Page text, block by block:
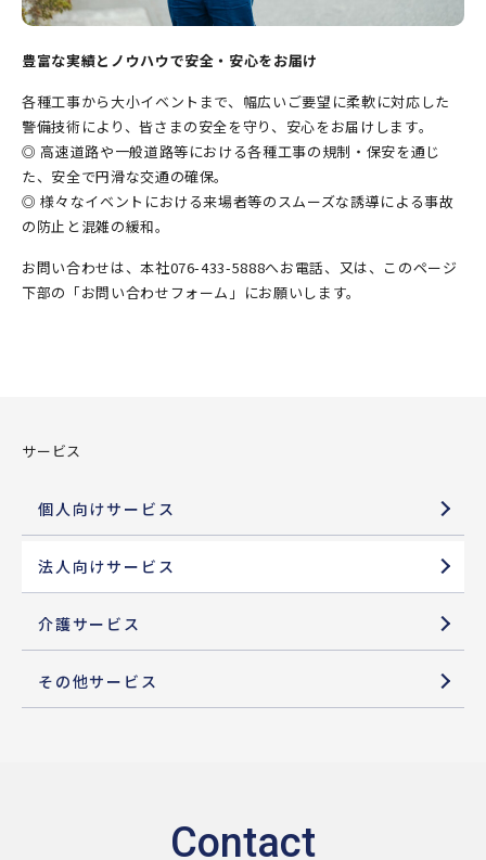
豊富な実績とノウハウで安全・安心をお届け
各種工事から大小イベントまで、幅広いご要望に柔軟に対応した
警備技術により、皆さまの安全を守り、安心をお届けします。
◎ 高速道路や一般道路等における各種工事の規制・保安を通じ
た、安全で円滑な交通の確保。
◎ 様々なイベントにおける来場者等のスムーズな誘導による事故
の防止と混雑の緩和。
お問い合わせは、本社076-433-5888へお電話、又は、このページ
下部の「お問い合わせフォーム」にお願いします。
サービス
個人向けサービス
法人向けサービス
介護サービス
その他サービス